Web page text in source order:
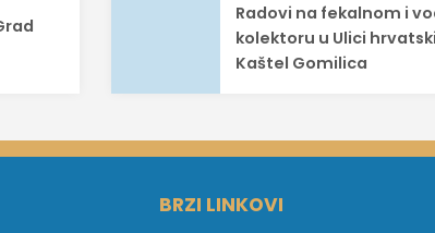
Radovi na fekalnom i
kolektoru u Ulici
Kaštel Gomilica
BRZI LINKOVI